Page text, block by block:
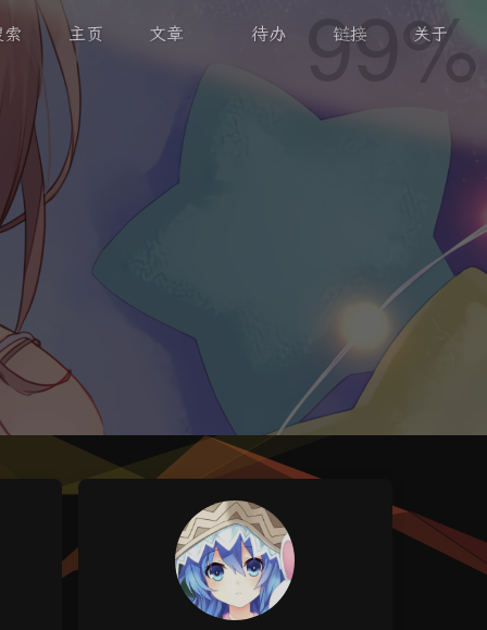
索 主页 文章 待办 链接 关于